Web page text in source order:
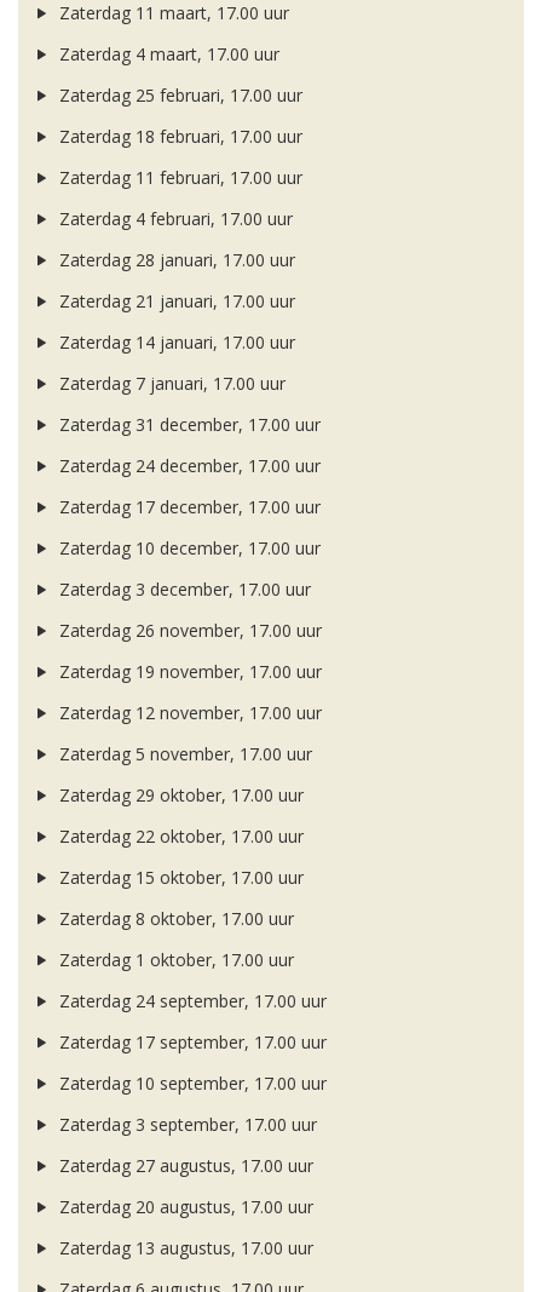
Zaterdag 11 maart, 17.00 uur
Zaterdag 4 maart, 17.00 uur
Zaterdag 25 februari, 17.00 uur
Zaterdag 18 februari, 17.00 uur
Zaterdag 11 februari, 17.00 uur
Zaterdag 4 februari, 17.00 uur
Zaterdag 28 januari, 17.00 uur
Zaterdag 21 januari, 17.00 uur
Zaterdag 14 januari, 17.00 uur
Zaterdag 7 januari, 17.00 uur
Zaterdag 31 december, 17.00 uur
Zaterdag 24 december, 17.00 uur
Zaterdag 17 december, 17.00 uur
Zaterdag 10 december, 17.00 uur
Zaterdag 3 december, 17.00 uur
Zaterdag 26 november, 17.00 uur
Zaterdag 19 november, 17.00 uur
Zaterdag 12 november, 17.00 uur
Zaterdag 5 november, 17.00 uur
Zaterdag 29 oktober, 17.00 uur
Zaterdag 22 oktober, 17.00 uur
Zaterdag 15 oktober, 17.00 uur
Zaterdag 8 oktober, 17.00 uur
Zaterdag 1 oktober, 17.00 uur
Zaterdag 24 september, 17.00 uur
Zaterdag 17 september, 17.00 uur
Zaterdag 10 september, 17.00 uur
Zaterdag 3 september, 17.00 uur
Zaterdag 27 augustus, 17.00 uur
Zaterdag 20 augustus, 17.00 uur
Zaterdag 13 augustus, 17.00 uur